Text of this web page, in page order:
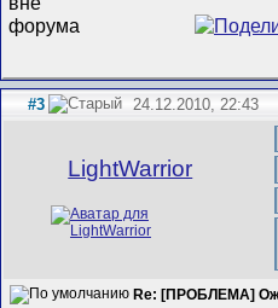
#3 24.12.2010, 22:43
LightWarrior
Re: [ПРОБЛЕМА]